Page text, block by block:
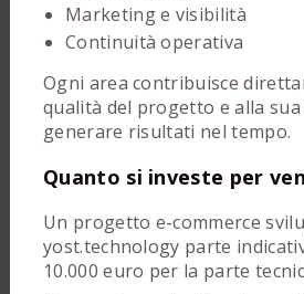
Marketing e visibilità
Continuità operativa
Ogni area contribuisce
qualità del progetto e alla sua
generare risultati nel tempo.
Quanto si investe per
Un progetto e-commerce
yost.technology parte
10.000 euro per la parte